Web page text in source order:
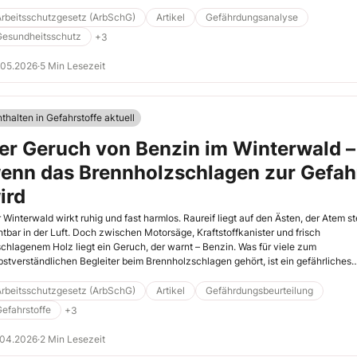
– teilweise erheblich. Dieser Beitrag zeigt, worauf Sie in der
achten sollten: bei der Auswahl, bei der Organisation und bei
neuen Gefährdungen, die durch die PSA selbst entstehen.
(ArbSchG) Artikel
Gefährdungsanalyse
+3
·5 Min Lesezeit
in Gefahrstoffe aktuell
Geruch von Benzin im Winterwald –
das Brennholzschlagen zur
Winterwald wirkt ruhig und fast harmlos. Raureif liegt auf den Ästen, der Atem
in der Luft. Doch zwischen Motorsäge, Kraftstoffkanister und frisch
Holz liegt ein Geruch, der warnt – Benzin. Was für viele zum
Begleiter beim Brennholzschlagen gehört, ist ein gefährliches
Praxisfall zeigt, warum gerade vermeintlich „natürliche“ Tätigkeiten ein
bergen können.
(ArbSchG) Artikel
Gefährdungsbeurteilung
+3
·2 Min Lesezeit